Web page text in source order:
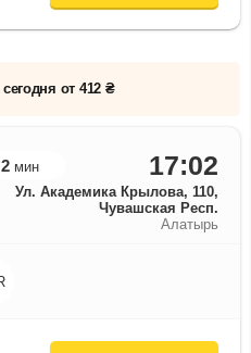
от 412 ₴
2 мин 17:02
Ул. Академика Крылова, 110,
Чувашская Респ.
Алатырь